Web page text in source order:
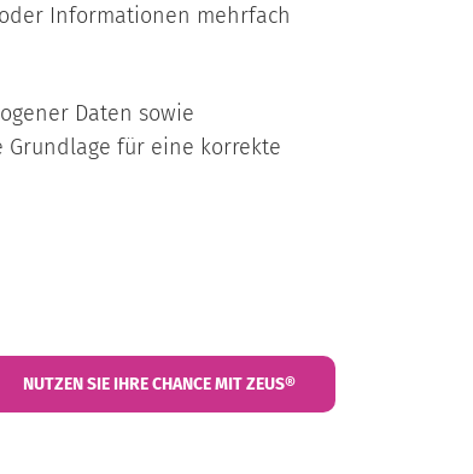
Informationen mehrfach
Daten sowie
für eine korrekte
NUTZEN SIE IHRE CHANCE MIT ZEUS®